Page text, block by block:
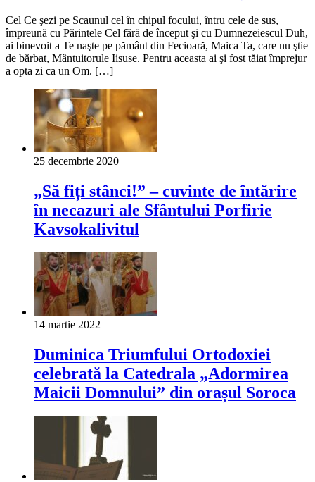
Cel Ce şezi pe Scaunul cel în chipul focului, întru cele de sus,
împreună cu Părintele Cel fără de început şi cu Dumnezeiescul Duh,
ai binevoit a Te naşte pe pământ din Fecioară, Maica Ta, care nu ştie
de bărbat, Mântuitorule Iisuse. Pentru aceasta ai şi fost tăiat împrejur
a opta zi ca un Om. […]
25 decembrie 2020
„Să fiți stânci!” – cuvinte de întărire
în necazuri ale Sfântului Porfirie
Kavsokalivitul
14 martie 2022
Duminica Triumfului Ortodoxiei
celebrată la Catedrala „Adormirea
Maicii Domnului” din orașul Soroca